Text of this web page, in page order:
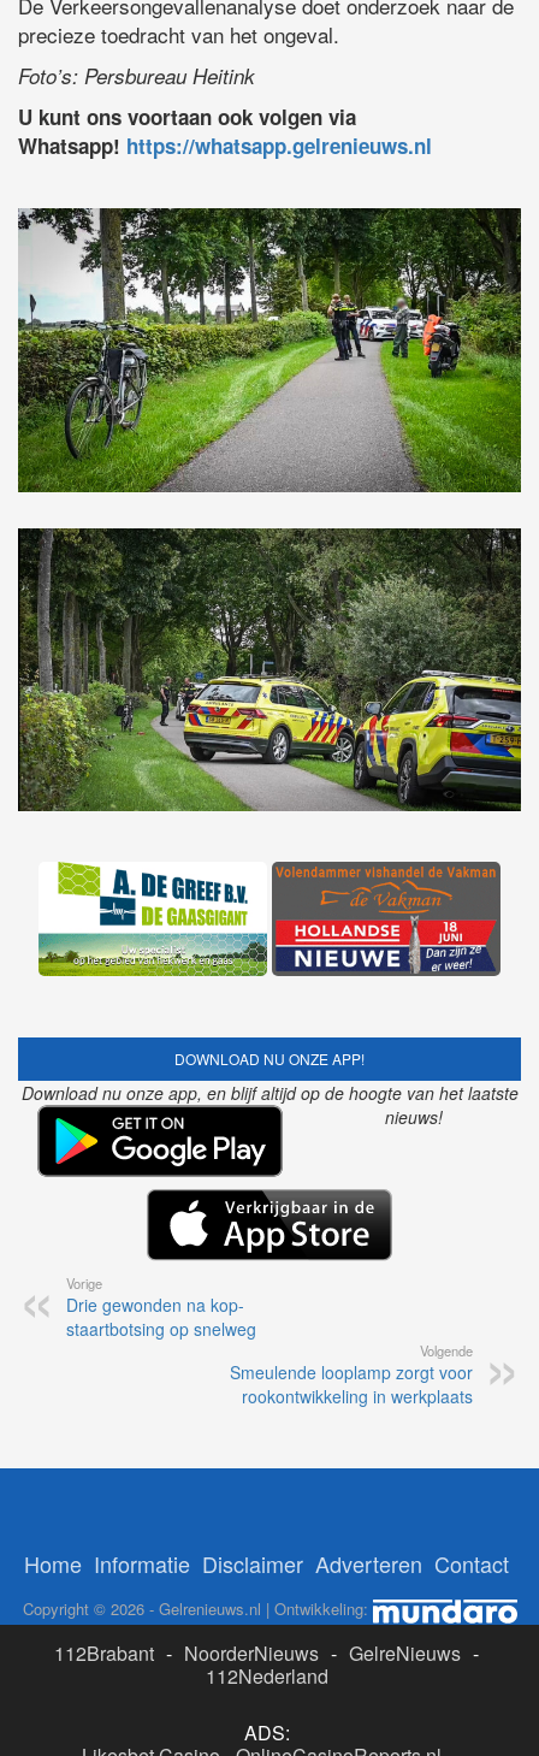
precieze toedracht van het ongeval.
Foto’s: Persbureau Heitink
U kunt ons voortaan ook volgen via
Whatsapp! https://whatsapp.gelrenieuws.nl
DOWNLOAD NU ONZE APP!
Download nu onze app, en blijf altijd op de hoogte van het laatste
nieuws!
Vorige
Drie gewonden na kop-
staartbotsing op snelweg
Volgende
Smeulende looplamp zorgt voor
rookontwikkeling in werkplaats
Home Informatie Disclaimer Adverteren Contact
Copyright © 2026 - Gelrenieuws.nl | Ontwikkeling:
112Brabant - NoorderNieuws - GelreNieuws -
112Nederland
ADS: